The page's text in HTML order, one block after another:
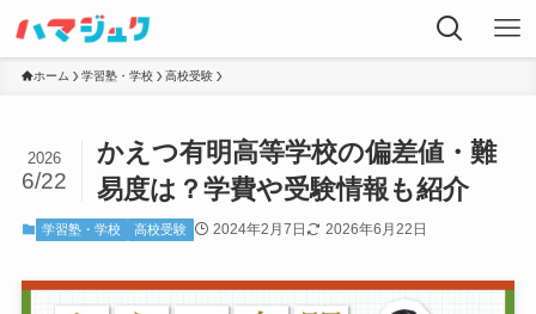
ホーム 学習塾・学校 高校受験
かえつ有明高等学校の偏差値・難
易度は？学費や受験情報も紹介
2026
6/22
学習塾・学校 高校受験 2024年2月7日 2026年6月22日